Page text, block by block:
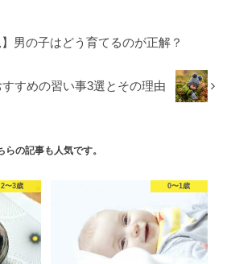
】男の子はどう育てるのが正解？
すめの習い事3選とその理由
らの記事も人気です。
2〜3歳 0〜1歳